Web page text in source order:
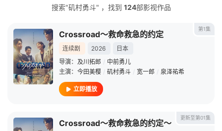
搜索"矶村勇斗" ，找到 124部影视作品
第1集
Crossroad～救命救急的约定
连续剧 2026
日本
导演： 及川拓郎 / 中前勇儿
主演： 今田美樱 / 矶村勇斗 / 宽一郎 / 泉泽祐希
立即播放
更新至第01集
Crossroad～救命救急的约定～